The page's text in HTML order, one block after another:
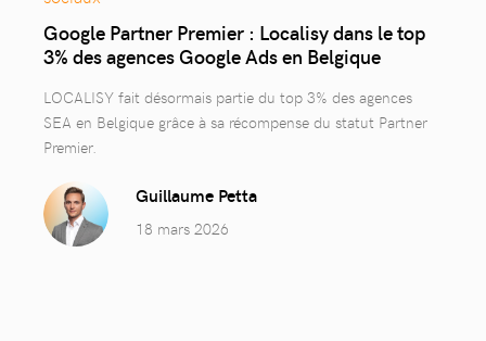
Google Partner Premier : Localisy dans le top
3% des agences Google Ads en Belgique
LOCALISY fait désormais partie du top 3% des agences
SEA en Belgique grâce à sa récompense du statut Partner
Premier.
Guillaume Petta
18 mars 2026